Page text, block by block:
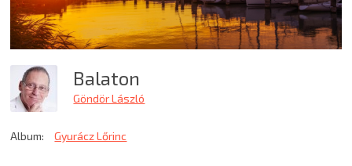
Balaton
Göndör László
Album: Gyurácz Lőrinc